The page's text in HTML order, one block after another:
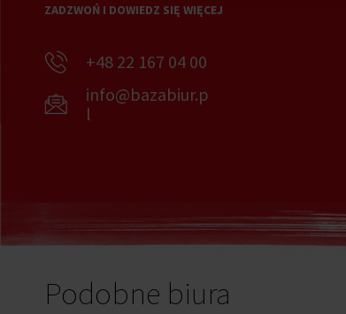
ZADZWOŃ I DOWIEDZ SIĘ WIĘCEJ
+48 22 167 04 00
info@bazabiur.p
l
Podobne biura